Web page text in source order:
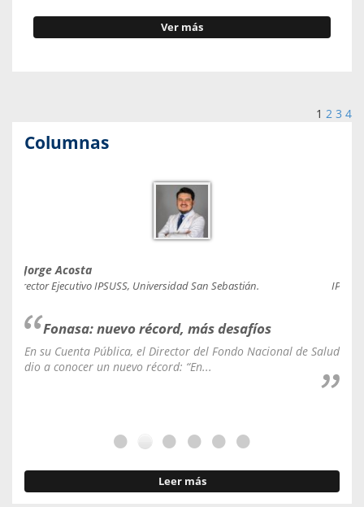
Ver más
1 2 3 4
Columnas
Jorge Acosta
Director Ejecutivo IPSUSS, Universidad San Sebastián.
Fonasa: nuevo récord, más desafíos
En su Cuenta Pública, el Director del Fondo Nacional de Salud
dio a conocer un nuevo récord: “En...
Leer más